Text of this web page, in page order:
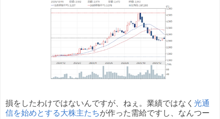
損をしたわけではないんですが、ねぇ。業績ではなく 光通
信を始めとする大株主たちが作った需給ですし、なんつー